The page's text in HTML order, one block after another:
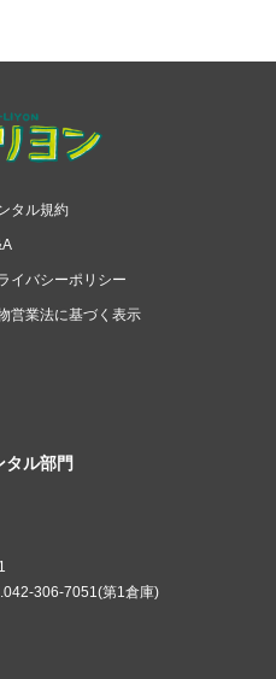
タル規約
イバシーポリシー
営業法に基づく表示
ル部門
306-7051(第1倉庫)